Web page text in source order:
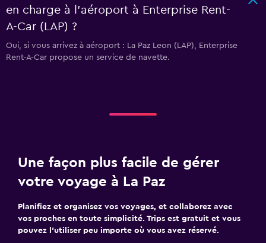
en charge à l’aéroport à Enterprise Rent-
A-Car (LAP) ?
Oui, si vous arrivez à aéroport : La Paz Leon (LAP), Enterprise
Rent-A-Car propose un service de navette.
Une façon plus facile de gérer
votre voyage à La Paz
Planifiez et organisez vos voyages, et collaborez avec
vos proches en toute simplicité. Trips est gratuit et vous
pouvez l’utiliser peu importe où vous avez réservé.